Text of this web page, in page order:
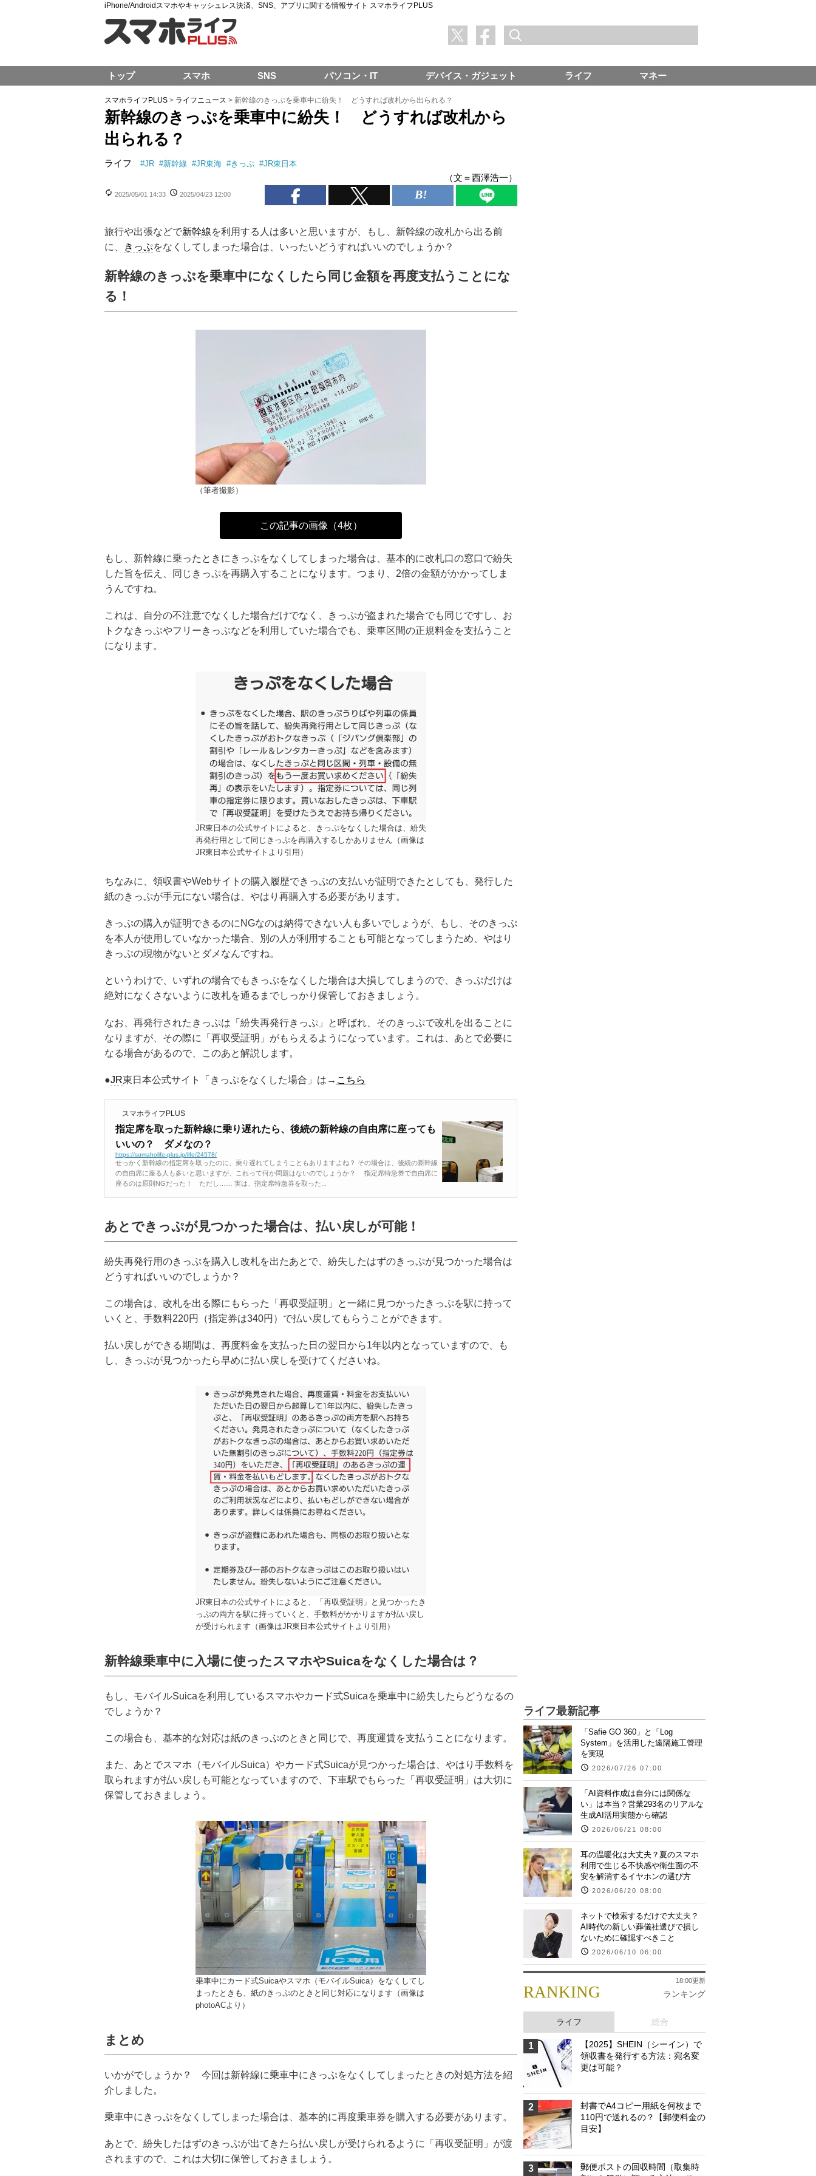
iPhone/Androidスマホやキャッシュレス決済、SNS、アプリに関する情報サイト スマホライフPLUS
スマホライフPLUS > ライフニュース > 新幹線のきっぷを乗車中に紛失！ どうすれば改札から出られる？
新幹線のきっぷを乗車中に紛失！ どうすれば改札から
出られる？
ライフ #JR #新幹線 #JR東海 #きっぷ #JR東日本
（文＝西澤浩一）
2025/05/01 14:33 2025/04/23 12:00
旅行や出張などで新幹線を利用する人は多いと思いますが、もし、新幹線の改札から出る前
に、
きっぷをなくしてしまった場合は、いったいどうすればいいのでしょうか？
新幹線のきっぷを乗車中になくしたら同じ金額を再度支払うことにな
る！
（筆者撮影）
この記事の画像（4枚）
もし、新幹線に乗ったときにきっぷをなくしてしまった場合は、基本的に改札口の窓口で紛失
した旨を伝え、同じきっぷを再購入することになります。つまり、2倍の金額がかかってしま
うんですね。
これは、自分の不注意でなくした場合だけでなく、きっぷが盗まれた場合でも同じですし、お
トクなきっぷやフリーきっぷなどを利用していた場合でも、乗車区間の正規料金を支払うこと
になります。
JR東日本の公式サイトによると、きっぷをなくした場合は、紛失
再発行用として同じきっぷを再購入するしかありません（画像は
JR東日本公式サイトより引用）
ちなみに、領収書やWebサイトの購入履歴できっぷの支払いが証明できたとしても、発行した
紙のきっぷが手元にない場合は、やはり再購入する必要があります。
きっぷの購入が証明できるのにNGなのは納得できない人も多いでしょうが、もし、そのきっぷ
を本人が使用していなかった場合、別の人が利用することも可能となってしまうため、やはり
きっぷの現物がないとダメなんですね。
というわけで、いずれの場合でもきっぷをなくした場合は大損してしまうので、きっぷだけは
絶対になくさないように改札を通るまでしっかり保管しておきましょう。
なお、再発行されたきっぷは「紛失再発行きっぷ」と呼ばれ、そのきっぷで改札を出ることに
なりますが、その際に「再収受証明」がもらえるようになっています。これは、あとで必要に
なる場合があるので、このあと解説します。
●JR東日本公式サイト「きっぷをなくした場合」は→ こちら
スマホライフPLUS
指定席を取った新幹線に乗り遅れたら、後続の新幹線の自由席に座っても
いいの？ ダメなの？
https://sumaholife-plus.jp/life/24578/
せっかく新幹線の指定席を取ったのに、乗り遅れてしまうこともありますよね？ その場合は、後続の新幹線
の自由席に座る人も多いと思いますが、これって何か問題はないのでしょうか？ 指定席特急券で自由席に
座るのは原則NGだった！ ただし…… 実は、指定席特急券を取った...
あとできっぷが見つかった場合は、払い戻しが可能！
紛失再発行用のきっぷを購入し改札を出たあとで、紛失したはずのきっぷが見つかった場合は
どうすればいいのでしょうか？
この場合は、改札を出る際にもらった「再収受証明」と一緒に見つかったきっぷを駅に持って
いくと、手数料220円（指定券は340円）で払い戻してもらうことができます。
払い戻しができる期間は、再度料金を支払った日の翌日から1年以内となっていますので、も
し、きっぷが見つかったら早めに払い戻しを受けてくださいね。
JR東日本の公式サイトによると、「再収受証明」と見つかったき
っぷの両方を駅に持っていくと、手数料がかかりますが払い戻し
が受けられます（画像はJR東日本公式サイトより引用）
新幹線乗車中に入場に使ったスマホやSuicaをなくした場合は？
もし、モバイルSuicaを利用しているスマホやカード式Suicaを乗車中に紛失したらどうなるの
でしょうか？
この場合も、基本的な対応は紙のきっぷのときと同じで、再度運賃を支払うことになります。
また、あとでスマホ（モバイルSuica）やカード式Suicaが見つかった場合は、やはり手数料を
取られますが払い戻しも可能となっていますので、下車駅でもらった「再収受証明」は大切に
保管しておきましょう。
乗車中にカード式Suicaやスマホ（モバイルSuica）をなくしてし
まったときも、紙のきっぷのときと同じ対応になります（画像は
photoACより）
まとめ
いかがでしょうか？ 今回は新幹線に乗車中にきっぷをなくしてしまったときの対処方法を紹
介しました。
乗車中にきっぷをなくしてしまった場合は、基本的に再度乗車券を購入する必要があります。
あとで、紛失したはずのきっぷが出てきたら払い戻しが受けられるように「再収受証明」が渡
されますので、これは大切に保管しておきましょう。
ライフ最新記事
「Safie GO 360」と「Log
System」を活用した遠隔施工管理
を実現
2026/07/26 07:00
「AI資料作成は自分には関係な
い」は本当？営業293名のリアルな
生成AI活用実態から確認
2026/06/21 08:00
耳の温暖化は大丈夫？夏のスマホ
利用で生じる不快感や衛生面の不
安を解消するイヤホンの選び方
2026/06/20 08:00
ネットで検索するだけで大丈夫？
AI時代の新しい葬儀社選びで損し
ないために確認すべきこと
2026/06/10 06:00
RANKING ランキング
18:00更新
ライフ 総合
1
【2025】SHEIN（シーイン）で
領収書を発行する方法：宛名変
更は可能？
2
封書でA4コピー用紙を何枚まで
110円で送れるの？【郵便料金の
目安】
3
郵便ポストの回収時間（取集時
トップ スマホ SNS パソコン・IT デバイス・ガジェット ライフ マネー